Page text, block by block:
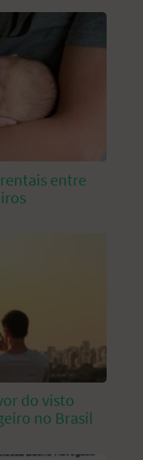
entre
do visto
no Brasil